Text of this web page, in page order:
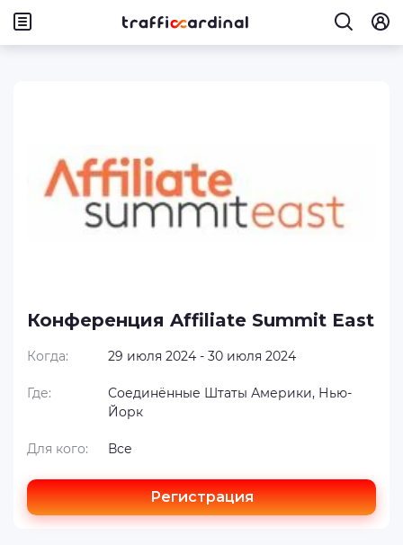
Конференция Affiliate Summit East
Когда: 29 июля 2024 - 30 июля 2024
Где:
Соединённые Штаты Америки, Нью-
Йорк
Для кого: Все
Регистрация